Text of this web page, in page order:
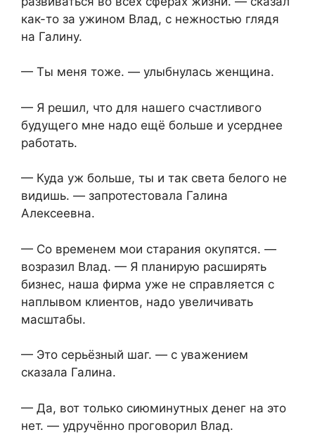
как-то за ужином Влад, с нежностью глядя
на Галину.
— Ты меня тоже. — улыбнулась женщина.
— Я решил, что для нашего счастливого
будущего мне надо ещё больше и усерднее
работать.
— Куда уж больше, ты и так света белого не
видишь. — запротестовала Галина
Алексеевна.
— Со временем мои старания окупятся. —
возразил Влад. — Я планирую расширять
бизнес, наша фирма уже не справляется с
наплывом клиентов, надо увеличивать
масштабы.
— Это серьёзный шаг. — с уважением
сказала Галина.
— Да, вот только сиюминутных денег на это
нет. — удручённо проговорил Влад.